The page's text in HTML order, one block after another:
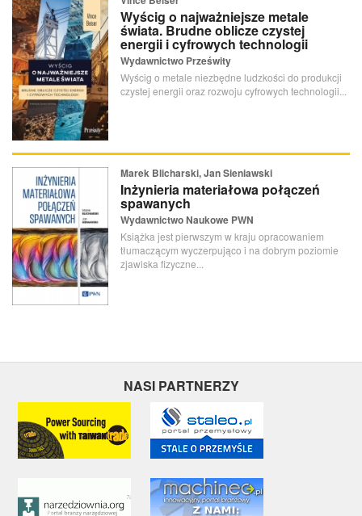
Wyścig o najważniejsze metale
świata. Brudne oblicze czystej
energii i cyfrowych technologii
Wydawnictwo Prześwity
Wyścig o metale niezbędne ludzkości do produkcji
czystej energii oraz rozwoju cyfrowych technologii...
Marek Blicharski, Jan Sieniawski
Inżynieria materiałowa połączeń
spawanych
Wydawnictwo Naukowe PWN
Książka jest pierwszym w kraju opracowaniem
tłumaczącym wyczerpująco i na dobrym poziomie
zjawiska fizyczne...
NASI PARTNERZY